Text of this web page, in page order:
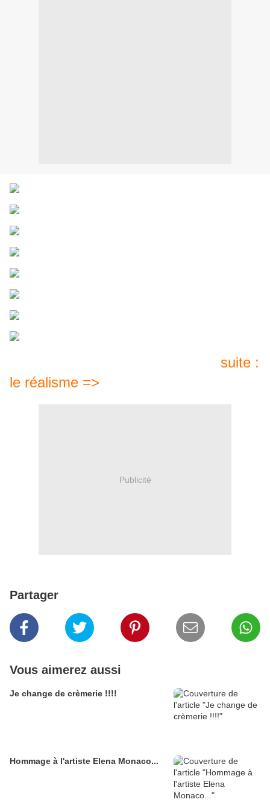
suite :
le réalisme =>
Publicité
Partager
Vous aimerez aussi
Je change de crèmerie !!!!
Hommage à l'artiste Elena Monaco...